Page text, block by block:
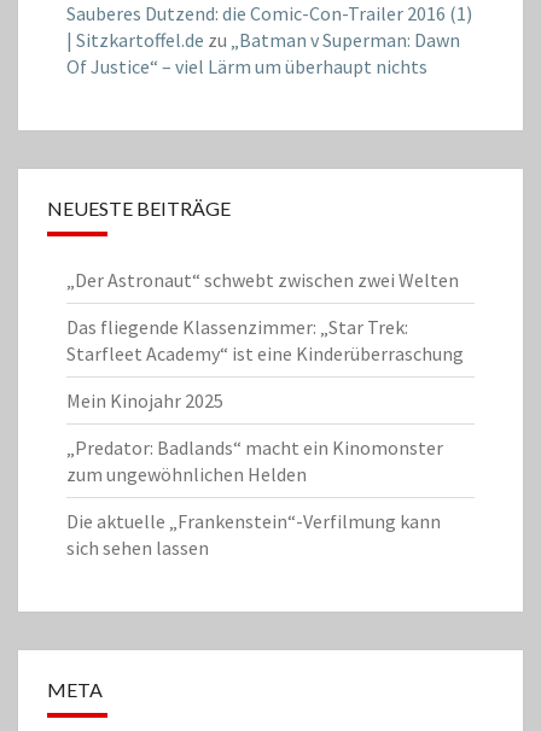
Sauberes Dutzend: die Comic-Con-Trailer 2016 (1)
| Sitzkartoffel.de zu „Batman v Superman: Dawn
Of Justice“ – viel Lärm um überhaupt nichts
NEUESTE BEITRÄGE
„Der Astronaut“ schwebt zwischen zwei Welten
Das fliegende Klassenzimmer: „Star Trek:
Starfleet Academy“ ist eine Kinderüberraschung
Mein Kinojahr 2025
„Predator: Badlands“ macht ein Kinomonster
zum ungewöhnlichen Helden
Die aktuelle „Frankenstein“-Verfilmung kann
sich sehen lassen
META